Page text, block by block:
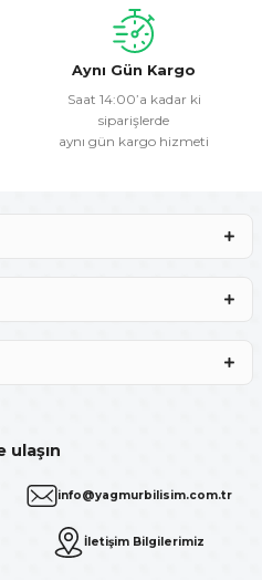
pahalı.
olmalı.
Aynı Gün Kargo
Saat 14:00’a kadar ki
siparişlerde
aynı gün kargo hizmeti
ulaşın
info@yagmurbilisim.com.tr
İletişim Bilgilerimiz